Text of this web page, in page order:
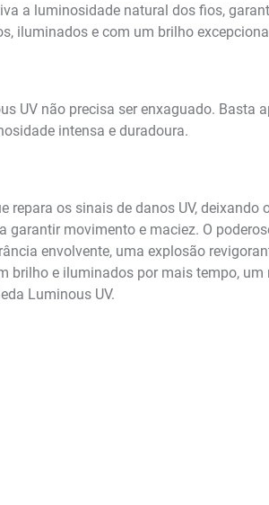
a luminosidade natural dos fios,
iluminados e com um brilho
UV não precisa ser enxaguado.
intensa e duradoura.
repara os sinais de danos UV,
movimento e maciez. O
envolvente, uma explosão
brilho e iluminados por mais tempo,
Luminous UV.